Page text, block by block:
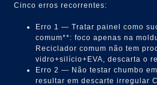
Cinco erros recorrentes:
Erro 1 — Tratar painel como
comum**: foco apenas na
Reciclador comum não tem
vidro+silício+EVA, descarta o
Erro 2 — Não testar chumbo
resultar em descarte irregular